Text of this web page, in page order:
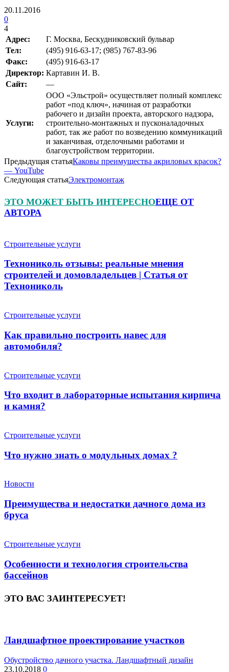
20.11.2016
0
4
Адрес:
Г. Москва, Бескудниковский бульвар
Teл:
(495) 916-63-17; (985) 767-83-96
Факс:
(495) 916-63-17
Директор: Картавин И. В.
Сайт:
—
Услуги:
ООО «Эльстрой» осуществляет полный комплекс
работ «под ключ», начиная от разработки
рабочего и дизайн проекта, авторского надзора,
строительно-монтажных и пусконаладочных
работ, так же работ по возведению коммуникаций
и заканчивая, отделочными работами и
благоустройством территории.
Предыдущая статьяКаковы преимущества акриловых красок?
— YouTube
Следующая статьяЭлектромонтаж
ЭТО МОЖЕТ БЫТЬ ИНТЕРЕСНОЕЩЕ ОТ
АВТОРА
Строительные услуги
Технониколь отзывы: реальные мнения
строителей и домовладельцев | Статья от
Технониколь
Строительные услуги
Как правильно построить навес для
автомобиля?
Строительные услуги
Что входит в лабораторные испытания кирпича
и камня?
Строительные услуги
Что нужно знать о модульных домах ?
Новости
Преимущества и недостатки дачного дома из
бруса
Строительные услуги
Особенности и технология строительства
бассейнов
ЭТО ВАС ЗАИНТЕРЕСУЕТ!
Ландшафтное проектирование участков
Обустройство дачного участка. Ландшафтный дизайн
23.10.2018 0